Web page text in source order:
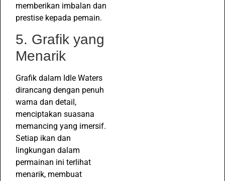
memberikan imbalan dan
prestise kepada pemain.
5. Grafik yang
Menarik
Grafik dalam Idle Waters
dirancang dengan penuh
warna dan detail,
menciptakan suasana
memancing yang imersif.
Setiap ikan dan
lingkungan dalam
permainan ini terlihat
menarik, membuat